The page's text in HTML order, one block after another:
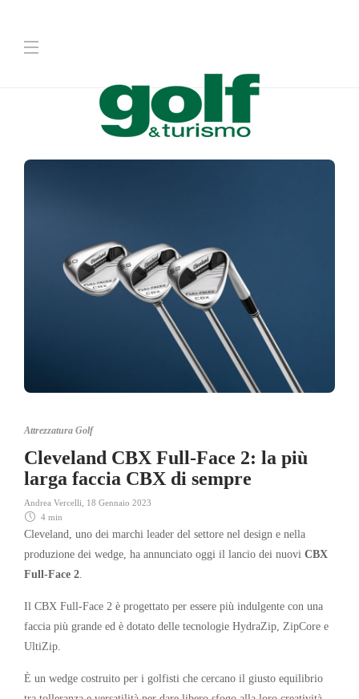
Attrezzatura Golf
Cleveland CBX Full-Face 2: la più
larga faccia CBX di sempre
Andrea Vercelli
18 Gennaio 2023
4 min
Cleveland, uno dei marchi leader del settore nel design e nella
produzione dei wedge, ha annunciato oggi il lancio dei nuovi CBX
Full-Face 2
Il CBX Full-Face 2 è progettato per essere più indulgente con una
faccia più grande ed è dotato delle tecnologie HydraZip, ZipCore e
UltiZip.
È un wedge costruito per i golfisti che cercano il giusto equilibrio